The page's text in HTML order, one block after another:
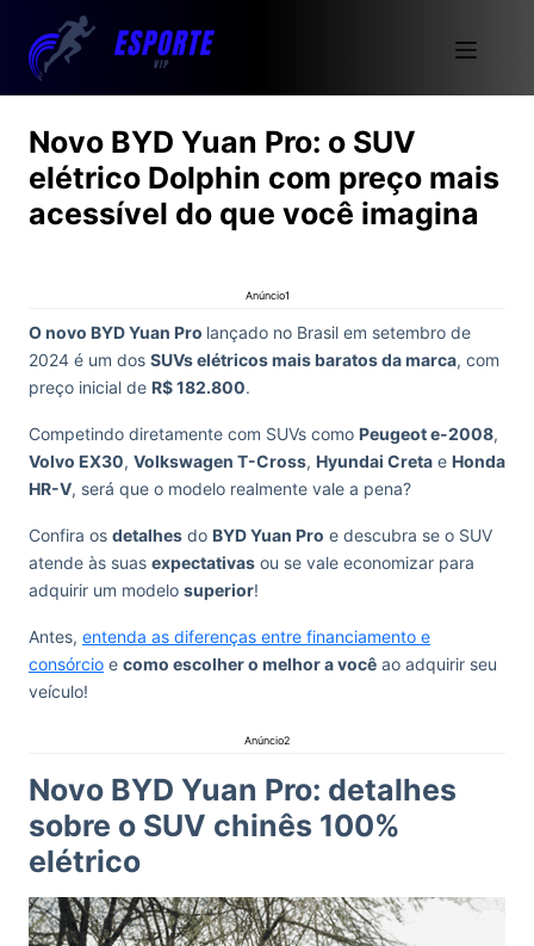
Novo BYD Yuan Pro: o SUV
elétrico Dolphin com preço mais
acessível do que você imagina
Anúncio1
O novo BYD Yuan Pro lançado no Brasil em setembro de
2024 é um dos SUVs elétricos mais baratos da marca, com
preço inicial de R$ 182.800.
Competindo diretamente com SUVs como Peugeot e-2008,
Volvo EX30, Volkswagen T-Cross, Hyundai Creta e Honda
HR-V, será que o modelo realmente vale a pena?
Confira os detalhes do BYD Yuan Pro e descubra se o SUV
atende às suas expectativas ou se vale economizar para
adquirir um modelo superior!
Antes, entenda as diferenças entre financiamento e
consórcio e como escolher o melhor a você ao adquirir seu
veículo!
Anúncio2
Novo BYD Yuan Pro: detalhes
sobre o SUV chinês 100%
elétrico